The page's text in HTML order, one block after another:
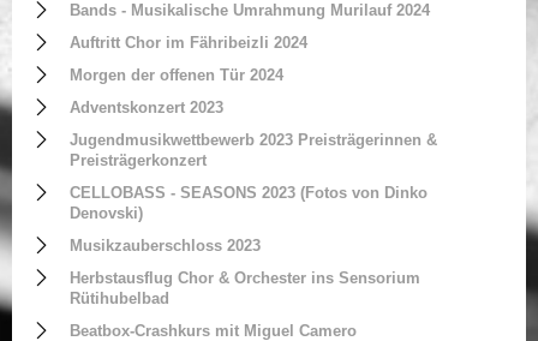
Bands - Musikalische Umrahmung Murilauf 2024
Auftritt Chor im Fähribeizli 2024
Morgen der offenen Tür 2024
Adventskonzert 2023
Jugendmusikwettbewerb 2023 Preisträgerinnen &
Preisträgerkonzert
CELLOBASS - SEASONS 2023 (Fotos von Dinko
Denovski)
Musikzauberschloss 2023
Herbstausflug Chor & Orchester ins Sensorium
Rütihubelbad
Beatbox-Crashkurs mit Miguel Camero